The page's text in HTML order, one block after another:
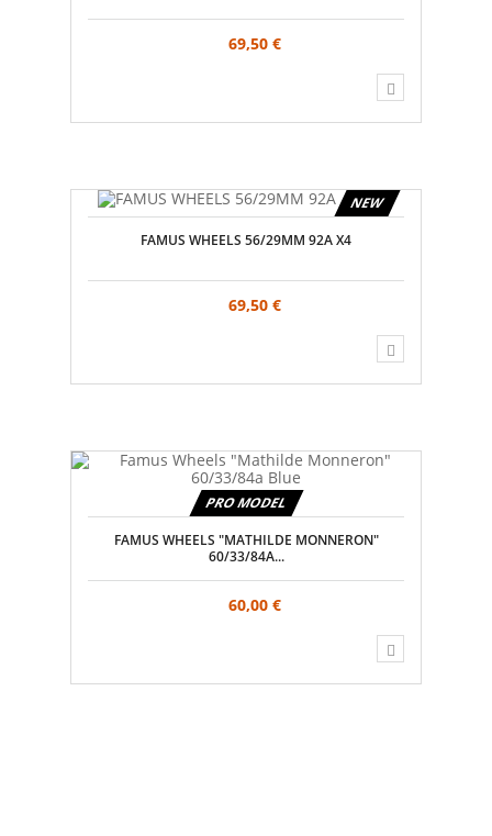
69,50 €
NEW
FAMUS WHEELS 56/29MM 92A X4
69,50 €
PRO MODEL
FAMUS WHEELS "MATHILDE MONNERON"
60/33/84A...
60,00 €